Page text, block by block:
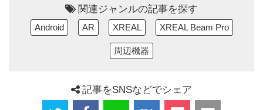
関連ジャンルの記事を探す
Android AR XREAL XREAL Beam Pro
周辺機器
記事をSNSなどでシェア